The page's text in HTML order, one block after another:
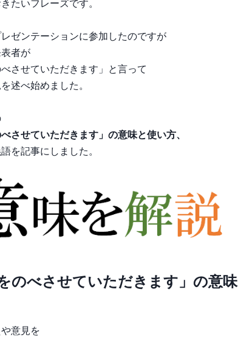
たいフレーズです。
ゼンテーションに参加したのですが
者が
べさせていただきます」と言って
述べ始めました。
べさせていただきます」の意味と使い方、
を記事にしました。
をのべさせていただきます」の意味
意見を